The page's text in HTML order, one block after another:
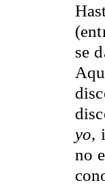
se
yo,
no